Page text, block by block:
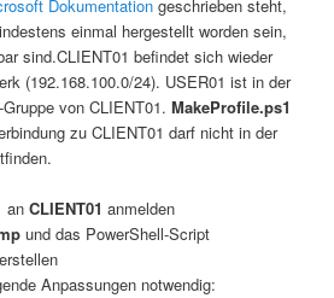
Dokumentation geschrieben steht,
einmal hergestellt worden sein,
sind.CLIENT01 befindet sich wieder
(192.168.100.0/24). USER01 ist in der
von CLIENT01.MakeProfile.ps1
zu CLIENT01 darf nicht in der
an CLIENT01 anmelden
und das PowerShell-Script
erstellen
Anpassungen notwendig: